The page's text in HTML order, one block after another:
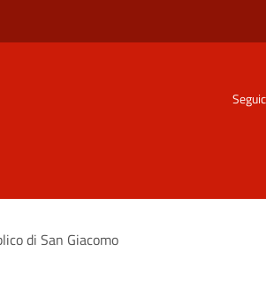
di San Giacomo